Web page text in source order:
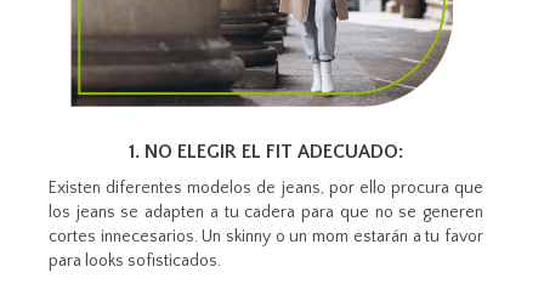
1. NO ELEGIR EL FIT ADECUADO:
Existen diferentes modelos de jeans, por ello procura que
los jeans se adapten a tu cadera para que no se generen
cortes innecesarios. Un skinny o un mom estarán a tu favor
para looks sofisticados.